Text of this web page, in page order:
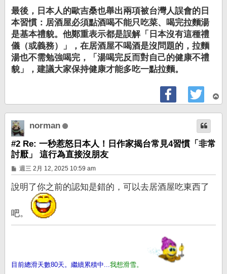
最後，日本人的歐吉桑也舉出兩項被台灣人誤會的日
本習慣：居酒屋必須點酒喝不能只吃菜、喝完拉麵湯
是基本禮貌。他鄭重表示都是誤解「日本沒有這種禮
儀（或義務）」，在居酒屋不喝酒是沒問題的，拉麵
湯也不需勉強喝完，「湯喝完反而對自己的健康不禮
貌」，建議大家保持健康才能多吃一點拉麵。
頂
端
norman
#2 Re: 一秒惹怒日本人！日作家揭台常見4習慣「非常
討厭」 這行為直接沒朋友
文
章
週三 2月 12, 2025 10:59 am
說明了你之前的認知是錯的，可以去居酒屋吃東西了
吧。
目前總滑天數80天。繼續累積中... 我想滑雪。